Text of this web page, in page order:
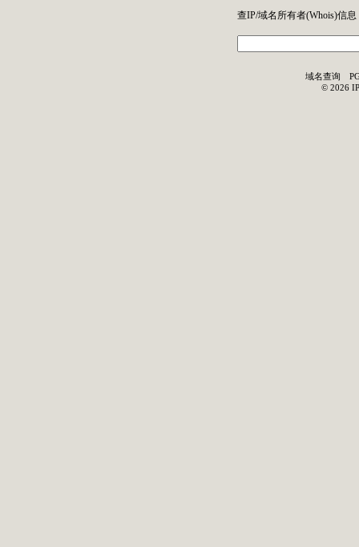
查IP/域名所有者(Whois)信息
域名查询
© 2026